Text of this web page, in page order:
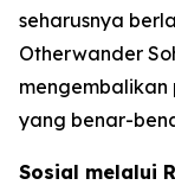
seharusnya
Otherwander
yang benar-
Sosial melalui